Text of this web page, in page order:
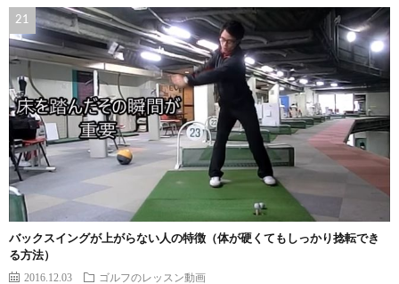
バックスイングが上がらない人の特徴（体が硬くてもしっかり捻転でき
る方法）
2016.12.03 ゴルフのレッスン動画